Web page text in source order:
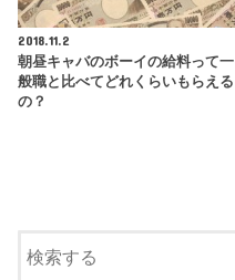
2018.11.2
朝昼キャバのボーイの給料って一
般職と比べてどれくらいもらえる
の？